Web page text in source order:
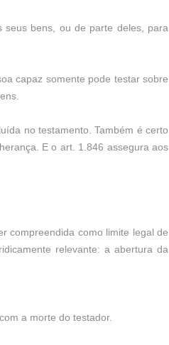
seus bens, ou de parte deles, para
capaz somente pode testar sobre
no testamento. Também é certo
E o art. 1.846 assegura aos
compreendida como limite legal de
relevante: a abertura da
a morte do testador.